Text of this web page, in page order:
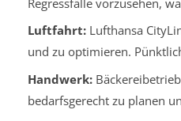
Luftfahrt:Lufthansa
und zu optimieren.
Handwerk:
bedarfsgerecht zu planen